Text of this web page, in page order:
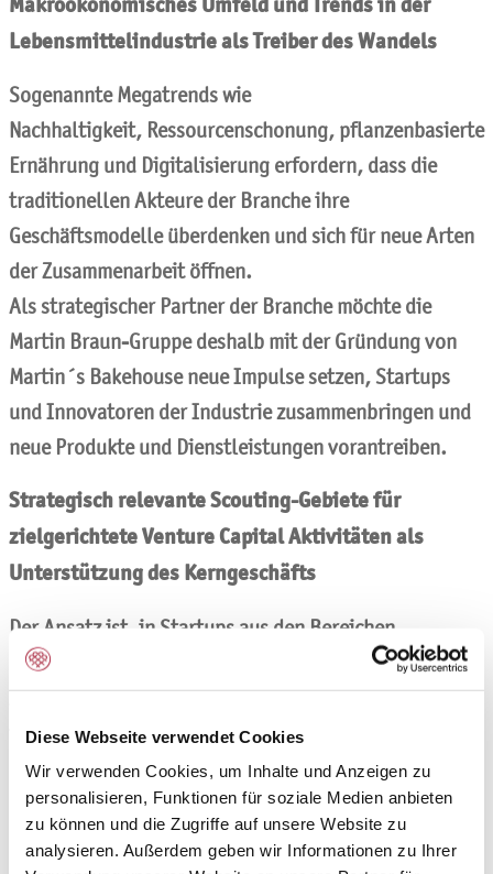
Diese Webseite verwendet Cookies
Wir verwenden Cookies, um Inhalte und Anzeigen zu
personalisieren, Funktionen für soziale Medien anbieten
zu können und die Zugriffe auf unsere Website zu
analysieren. Außerdem geben wir Informationen zu Ihrer
Lebensmittelindustrie als Treiber des Wandels
Sogenannte Megatrends wie
Nachhaltigkeit, Ressourcenschonung, pflanzenbasierte
Ernährung und Digitalisierung erfordern, dass die
traditionellen Akteure der Branche ihre
Geschäftsmodelle überdenken und sich für neue Arten
der Zusammenarbeit öffnen.
Als strategischer Partner der Branche möchte die
Martin Braun-Gruppe deshalb mit der Gründung von
Martin´s Bakehouse neue Impulse setzen, Startups
und Innovatoren der Industrie zusammenbringen und
neue Produkte und Dienstleistungen vorantreiben.
Strategisch relevante Scouting-Gebiete für
zielgerichtete Venture Capital Aktivitäten als
Unterstützung des Kerngeschäfts
Der Ansatz ist, in Startups aus den Bereichen
"Alternative Ingredients", "Better-for-You", "Bakery
Application" und "Services and New Ideas" zu
investieren oder auch gemeinsame
Produktentwicklung zu forcieren.
Unterstützung in der Startup-Suche erhält die Martin
Braun-Gruppe durch eine Partnerschaft mit StartLife,